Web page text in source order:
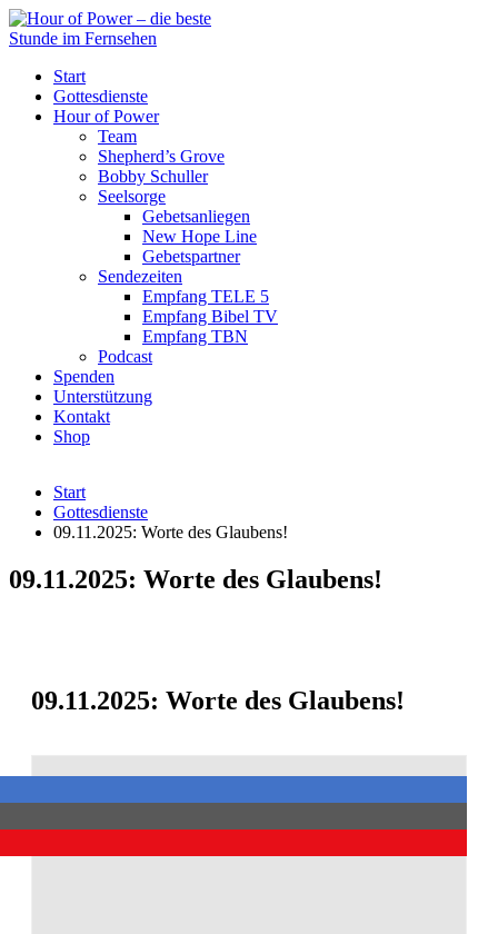
Start
Gottesdienste
Hour of Power
Team
Shepherd’s Grove
Bobby Schuller
Seelsorge
Gebetsanliegen
New Hope Line
Gebetspartner
Sendezeiten
Empfang TELE 5
Empfang Bibel TV
Empfang TBN
Podcast
Spenden
Unterstützung
Kontakt
Shop
Start
Gottesdienste
09.11.2025: Worte des Glaubens!
09.11.2025: Worte des Glaubens!
09.11.2025: Worte des Glaubens!